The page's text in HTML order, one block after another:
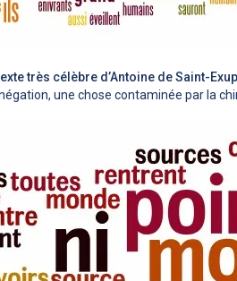
très célèbre d’Antoine de Saint-
une chose contaminée par la